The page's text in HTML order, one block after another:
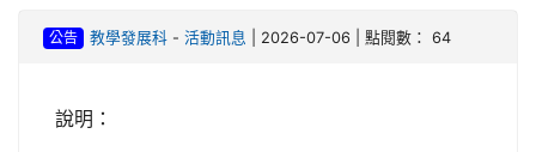
公告 教學發展科- 活動訊息 | 2026-07-06 | 點閱數： 64
說明：